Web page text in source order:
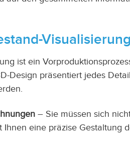
ist ein
Design präsentiert jedes
– Sie müssen sich
eine präzise Gestaltung